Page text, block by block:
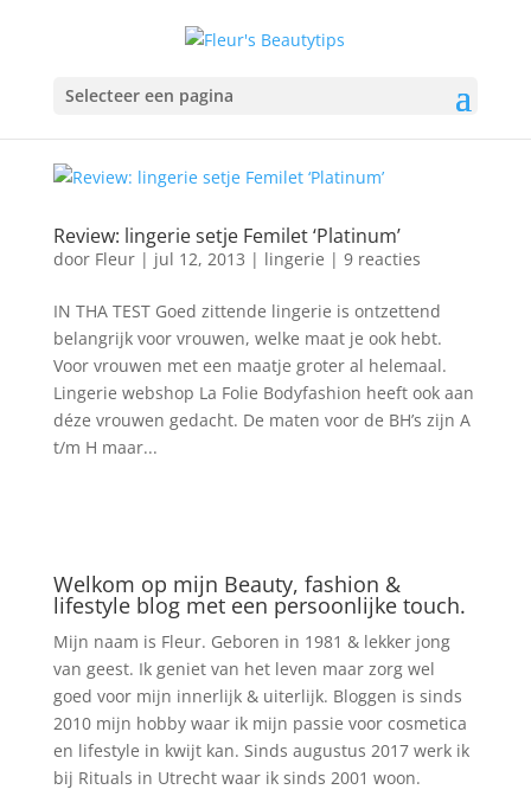
Selecteer een pagina
Review: lingerie setje Femilet ‘Platinum’
door Fleur| jul 12, 2013 | lingerie | 9 reacties
IN THA TEST Goed zittende lingerie is ontzettend
belangrijk voor vrouwen, welke maat je ook hebt.
Voor vrouwen met een maatje groter al helemaal.
Lingerie webshop La Folie Bodyfashion heeft ook aan
déze vrouwen gedacht. De maten voor de BH’s zijn A
t/m H maar...
Welkom op mijn Beauty, fashion &
lifestyle blog met een persoonlijke touch.
Mijn naam is Fleur. Geboren in 1981 & lekker jong
van geest. Ik geniet van het leven maar zorg wel
goed voor mijn innerlijk & uiterlijk. Bloggen is sinds
2010 mijn hobby waar ik mijn passie voor cosmetica
en lifestyle in kwijt kan. Sinds augustus 2017 werk ik
bij Rituals in Utrecht waar ik sinds 2001 woon.